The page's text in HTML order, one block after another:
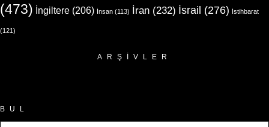
(473) İngiltere (206) İnsan (113) İran (232) İsrail (276) İstihbarat
(121)
ARŞIVLER
BUL